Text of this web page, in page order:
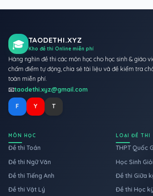
🎓 TAODETHI.XYZ
Kho đề thi Online miễn phí
Hàng nghìn đề thi các môn học cho học sinh & giáo
chấm điểm tự động, chia sẻ tài liệu và đề kiểm tra
toàn miễn phí.
📧taodethi.xyz@gmail.com
F Y T
MÔN HỌC
Đề thi Toán
Đề thi Ngữ Văn
Đề thi Tiếng Anh
Đề thi Vật Lý
LOẠI ĐỀ THI
THPT Quốc
Học Sinh Giỏi
Đề thi Giữa
Đề thi Học kỳ